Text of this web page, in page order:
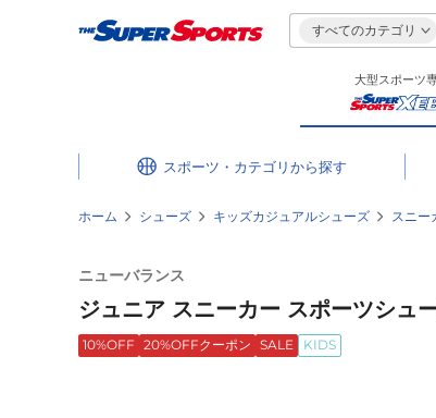
すべてのカテゴリ
大型スポーツ
スポーツ・カテゴリ
ホーム シューズ キッズカジュアルシューズ スニー
ニューバランス
ジュニア スニーカー スポーツシュ
10%OFF 20%OFFクーポン SALE KIDS